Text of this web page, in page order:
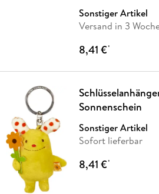
Sonstiger Artikel
Versand in 3
8,41 €*
Sonnenschein
Sonstiger Artikel
Sofort lieferbar
8,41 €*